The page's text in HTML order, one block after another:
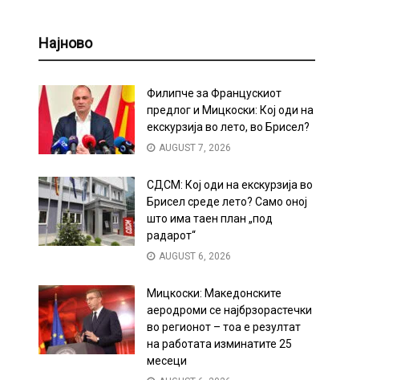
Најново
Филипче за Францускиот
предлог и Мицкоски: Кој оди на
екскурзија во лето, во Брисел?
AUGUST 7, 2026
СДСМ: Кој оди на екскурзија во
Брисел среде лето? Само оној
што има таен план „под
радарот“
AUGUST 6, 2026
Мицкоски: Македонските
аеродроми се најбрзорастечки
во регионот – тоа е резултат
на работата изминатите 25
месеци